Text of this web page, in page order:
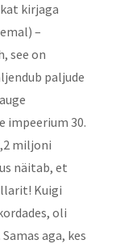
kirjaga
–
see on
paljude
impeerium 30.
miljoni
näitab, et
Kuigi
oli
aga, kes